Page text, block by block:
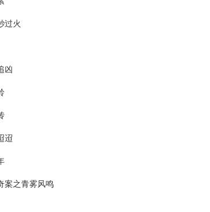
过火
凶
迢
案之青雾风鸣